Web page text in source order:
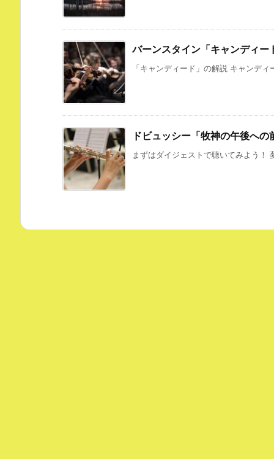
バーンスタイン「キャンディー
「キャンディード」の解説 キャンデ
ドビュッシー「牧神の午後への
まずはダイジェストで聴いてみよう！